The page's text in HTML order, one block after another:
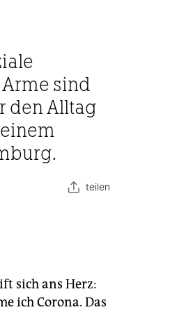
sind
den Alltag
teilen
sich ans Herz:
ich Corona. Das